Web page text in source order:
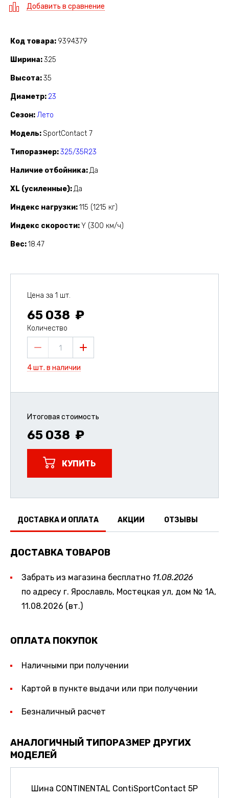
Добавить в сравнение
Код товара 9394379
Ширина 325
Высота 35
Диаметр 23
Сезон Лето
Модель SportContact 7
Типоразмер 325/35R23
Наличие отбойника Да
XL (усиленные) Да
Индекс нагрузки 115 (1215 кг)
Индекс скорости Y (300 км/ч)
Вес 18.47
Цена за 1 шт.
65 038
Количество
1
4 шт. в наличии
Итоговая стоимость
65 038
КУПИТЬ
ДОСТАВКА И ОПЛАТА АКЦИИ ОТЗЫВЫ
ДОСТАВКА ТОВАРОВ
Забрать из магазина бесплатно 11.08.2026
по адресу г. Ярославль, Мостецкая ул, дом № 1А,
11.08.2026 (вт.)
ОПЛАТА ПОКУПОК
Наличными при получении
Картой в пункте выдачи или при получении
Безналичный расчет
АНАЛОГИЧНЫЙ ТИПОРАЗМЕР ДРУГИХ
МОДЕЛЕЙ
Шина CONTINENTAL ContiSportContact 5P